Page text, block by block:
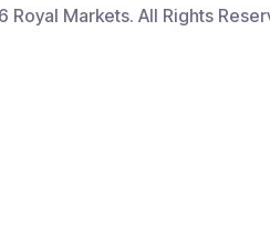
Markets. All Rights